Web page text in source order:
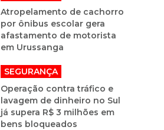
Atropelamento de cachorro
por ônibus escolar gera
afastamento de motorista
em Urussanga
SEGURANÇA
Operação contra tráfico e
lavagem de dinheiro no Sul
já supera R$ 3 milhões em
bens bloqueados